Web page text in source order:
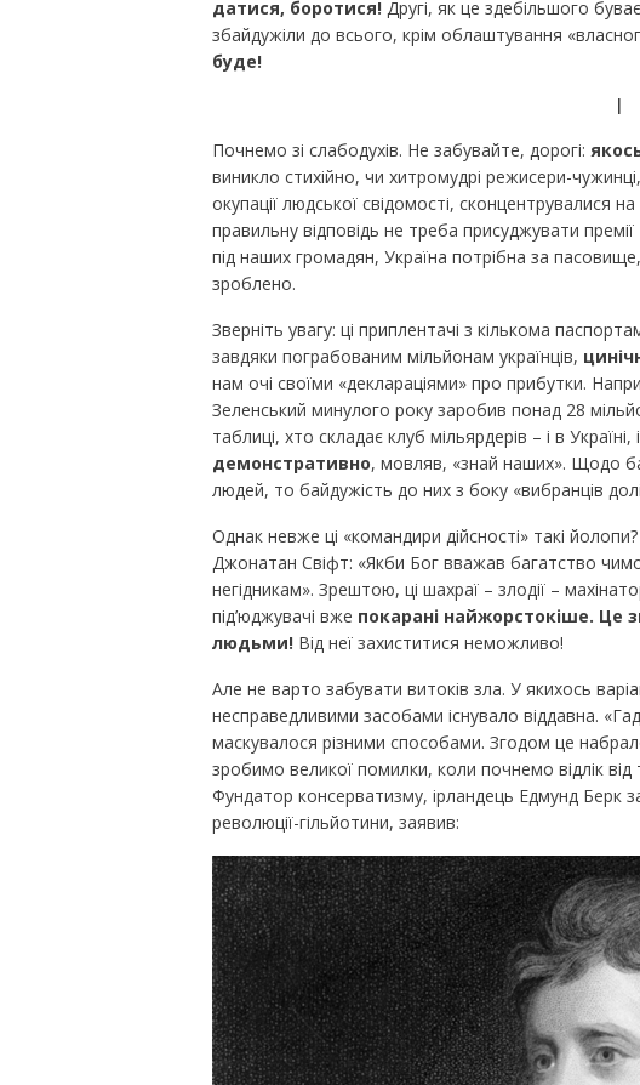
датися, боротися! Другі, як це здебільшого
збайдужіли до всього, крім облаштування
буде!
I
Почнемо зі слабодухів. Не забувайте, дорогі:
виникло стихійно, чи хитромудрі режисери-
окупації людської свідомості, сконцентрувалися
правильну відповідь не треба присуджувати
під наших громадян, Україна потрібна за
зроблено.
Зверніть увагу: ці приплентачі з кількома
завдяки пограбованим мільйонам українців,
нам очі своїми «деклараціями» про прибутки.
Зеленський минулого року заробив понад 28
таблиці, хто складає клуб мільярдерів – і в
демонстративно, мовляв, «знай наших». Щодо
людей, то байдужість до них з боку «вибранців
Однак невже ці «командири дійсності» такі
Джонатан Свіфт: «Якби Бог вважав багатство
негідникам». Зрештою, ці шахраї – злодії –
під’юджувачі вже покарані найжорстокіше. Це
людьми!Від неї захиститися неможливо!
Але не варто забувати витоків зла. У якихось
несправедливими засобами існувало віддавна.
маскувалося різними способами. Згодом це
зробимо великої помилки, коли почнемо відлік від
Фундатор консерватизму, ірландець Едмунд Берк
революції-гільйотини, заявив: